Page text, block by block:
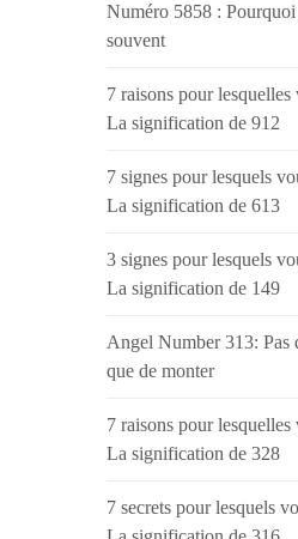
Numéro 5858 :
souvent
7 raisons pour
La signification de 912
7 signes pour lesquels
La signification de 613
3 signes pour lesquels
La signification de 149
Angel Number 313: Pas
que de monter
7 raisons pour
La signification de 328
7 secrets pour lesquels